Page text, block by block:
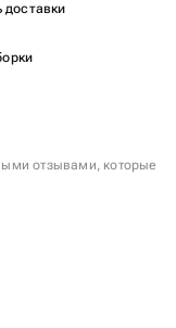
отзывами, которые